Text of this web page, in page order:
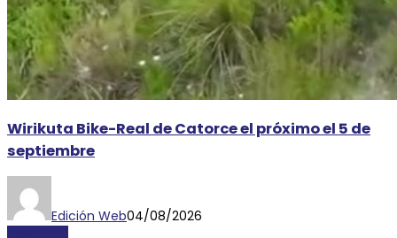
Wirikuta Bike-Real de Catorce el próximo el 5 de
septiembre
Edición Web04/08/2026